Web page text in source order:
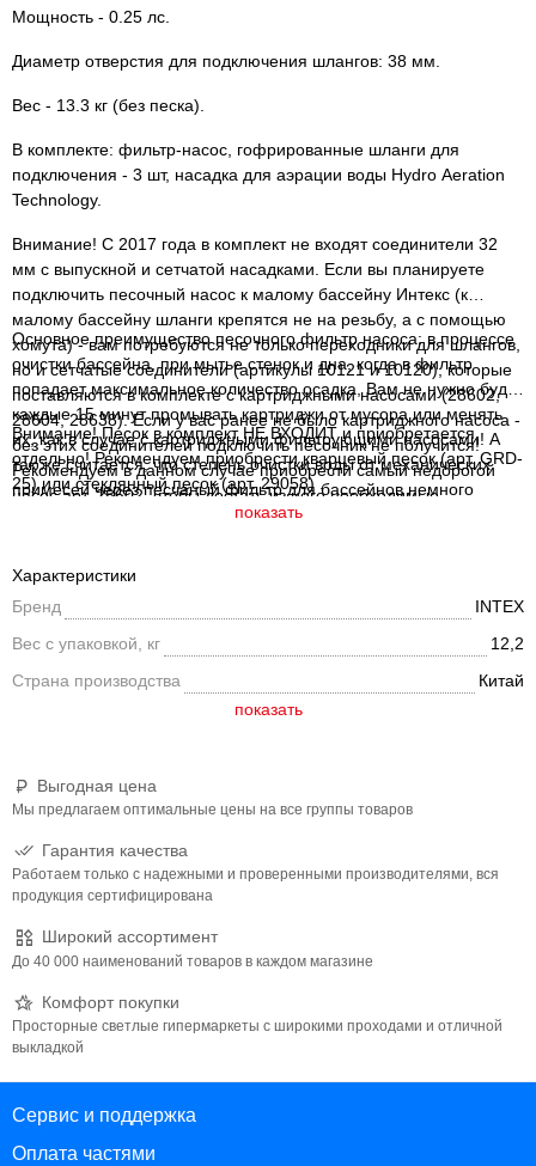
Мощность - 0.25 лс.
Диаметр отверстия для подключения шлангов: 38 мм.
Вес - 13.3 кг (без песка).
В комплекте: фильтр-насос, гофрированные шланги для
подключения - 3 шт, насадка для аэрации воды Hydro Aeration
Technology.
Внимание! С 2017 года в комплект не входят соединители 32
мм с выпускной и сетчатой насадками. Если вы планируете
подключить песочный насос к малому бассейну Интекс (к
малому бассейну шланги крепятся не на резьбу, а с помощью
хомута) - вам потребуются не только переходники для шлангов,
но и сетчатые соединители (артикулы 10121 и 10120), которые
поставляются в комплекте с картриджными насосами (28602,
28604, 28638). Если у вас ранее не было картриджного насоса -
без этих соединителей подключить песочник не получится!
Рекомендуем в данном случае приобрести самый недорогой
насос арт. 28602, чтобы достать из него необходимые
Основное преимущество песочного фильтр насоса: в процессе
очистки бассейна, при мытье стенок и дна, когда в фильтр
попадает максимальное количество осадка, Вам не нужно будет
каждые 15 минут промывать картриджи от мусора или менять
их, как в случае с картриджными фильтрующими насосами! А
так же считается, что степень очистки воды от механических
примесей через песчаный фильтр для бассейнов немного
лучше, чем у насосов с бумажными фильтрующими
Внимание! Песок в комплект НЕ ВХОДИТ и приобретается
отдельно! Рекомендуем приобрести кварцевый песок (арт. GRD-
25) или стеклянный песок (арт. 29058) .
показать
Выгодная цена
Мы предлагаем оптимальные цены на все группы товаров
Гарантия качества
Работаем только с надежными и проверенными производителями, вся
продукция сертифицирована
Широкий ассортимент
До 40 000 наименований товаров в каждом магазине
Комфорт покупки
Просторные светлые гипермаркеты с широкими проходами и отличной
выкладкой
Характеристики
Бренд
INTEX
Вес с упаковкой, кг
12,2
Страна производства
Китай
Сервис и поддержка
Оплата частями